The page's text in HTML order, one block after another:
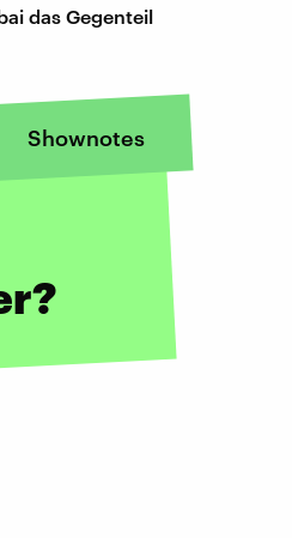
das Gegenteil
Shownotes